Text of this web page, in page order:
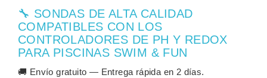
🔧 SONDAS DE ALTA CALIDAD
COMPATIBLES CON LOS
CONTROLADORES DE PH Y REDOX
PARA PISCINAS SWIM & FUN
🚚 Envío gratuito — Entrega rápida en 2 días.